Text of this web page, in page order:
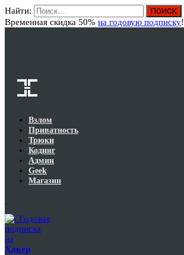
Найти:
Временная скидка 50% на годовую подписку!
Взлом
Приватность
Трюки
Кодинг
Админ
Geek
Магазин
Годовая
подписка
на
Хакер